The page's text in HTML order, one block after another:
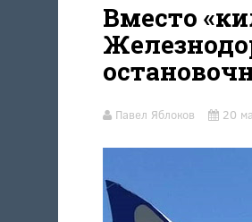
Вместо
Павел Яблоков 20